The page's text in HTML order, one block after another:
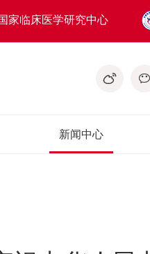
家临床医学研究中心
新闻中心